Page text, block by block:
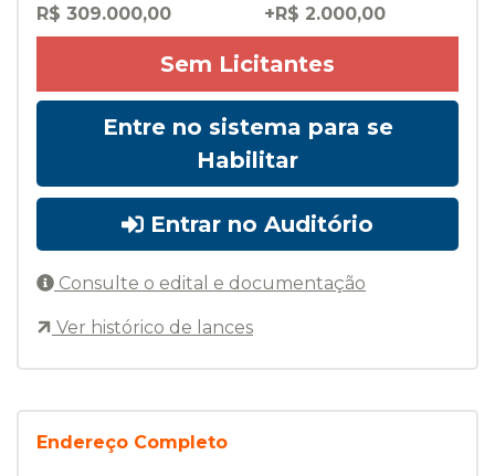
Endereço Completo
R$ 309.000,00
+R$ 2.000,00
Sem Licitantes
Entre no sistema para se
Habilitar
Entrar no Auditório
Consulte o edital e documentação
Ver histórico de lances